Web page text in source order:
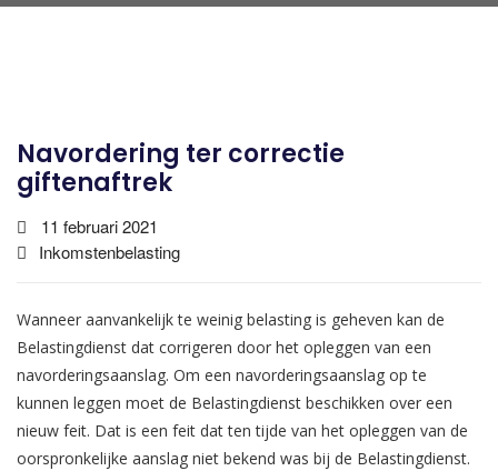
Navordering ter correctie
giftenaftrek
11 februari 2021
Inkomstenbelasting
Wanneer aanvankelijk te weinig belasting is geheven kan de
Belastingdienst dat corrigeren door het opleggen van een
navorderingsaanslag. Om een navorderingsaanslag op te
kunnen leggen moet de Belastingdienst beschikken over een
nieuw feit. Dat is een feit dat ten tijde van het opleggen van de
oorspronkelijke aanslag niet bekend was bij de Belastingdienst.